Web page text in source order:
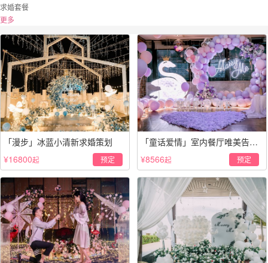
求婚套餐
更多
「漫步」冰蓝小清新求婚策划
¥16800起 预定
「童话爱情」室内餐厅唯美告白
仪式
¥8566起 预定